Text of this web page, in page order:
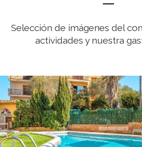
Selección de imágenes del
actividades y nuestra